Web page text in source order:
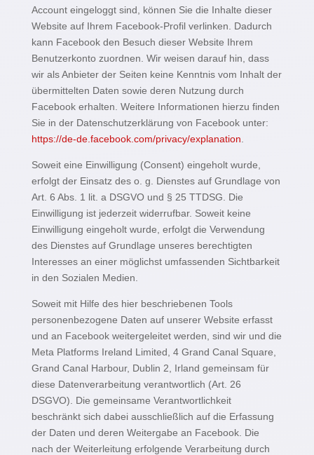
Account eingeloggt sind, können Sie die Inhalte dieser
Website auf Ihrem Facebook-Profil verlinken. Dadurch
kann Facebook den Besuch dieser Website Ihrem
Benutzerkonto zuordnen. Wir weisen darauf hin, dass
wir als Anbieter der Seiten keine Kenntnis vom Inhalt der
übermittelten Daten sowie deren Nutzung durch
Facebook erhalten. Weitere Informationen hierzu finden
Sie in der Datenschutzerklärung von Facebook unter:
https://de-de.facebook.com/privacy/explanation
Soweit eine Einwilligung (Consent) eingeholt wurde,
erfolgt der Einsatz des o. g. Dienstes auf Grundlage von
Art. 6 Abs. 1 lit. a DSGVO und § 25 TTDSG. Die
Einwilligung ist jederzeit widerrufbar. Soweit keine
Einwilligung eingeholt wurde, erfolgt die Verwendung
des Dienstes auf Grundlage unseres berechtigten
Interesses an einer möglichst umfassenden Sichtbarkeit
in den Sozialen Medien.
Soweit mit Hilfe des hier beschriebenen Tools
personenbezogene Daten auf unserer Website erfasst
und an Facebook weitergeleitet werden, sind wir und die
Meta Platforms Ireland Limited, 4 Grand Canal Square,
Grand Canal Harbour, Dublin 2, Irland gemeinsam für
diese Datenverarbeitung verantwortlich (Art. 26
DSGVO). Die gemeinsame Verantwortlichkeit
beschränkt sich dabei ausschließlich auf die Erfassung
der Daten und deren Weitergabe an Facebook. Die
nach der Weiterleitung erfolgende Verarbeitung durch